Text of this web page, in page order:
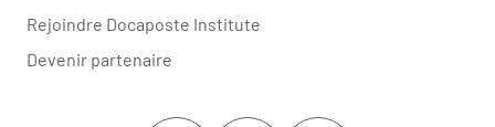
Rejoindre Docaposte Institute
Devenir partenaire